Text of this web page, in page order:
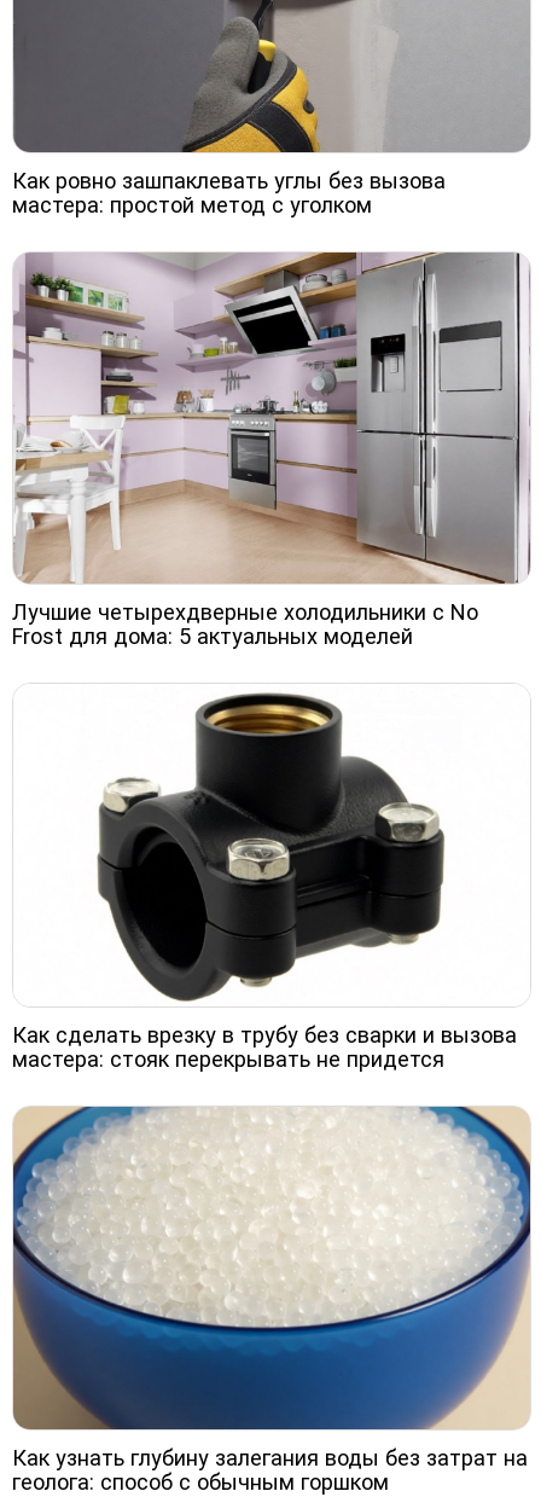
Как ровно зашпаклевать углы без вызова
мастера: простой метод с уголком
Лучшие четырехдверные холодильники с No
Frost для дома: 5 актуальных моделей
Как сделать врезку в трубу без сварки и вызова
мастера: стояк перекрывать не придется
Как узнать глубину залегания воды без затрат на
геолога: способ с обычным горшком